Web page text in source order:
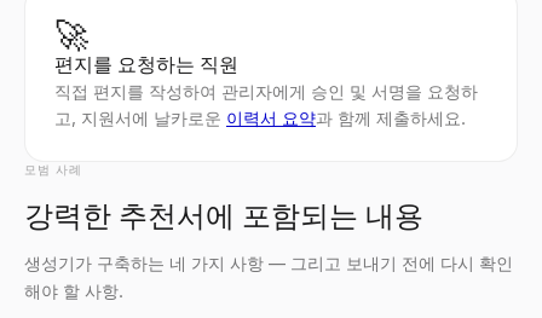
🚀
편지를 요청하는 직원
직접 편지를 작성하여 관리자에게 승인 및 서명을 요청하
고, 지원서에 날카로운 이력서 요약과 함께 제출하세요.
모범 사례
강력한 추천서에 포함되는 내용
생성기가 구축하는 네 가지 사항 — 그리고 보내기 전에 다시 확인
해야 할 사항.